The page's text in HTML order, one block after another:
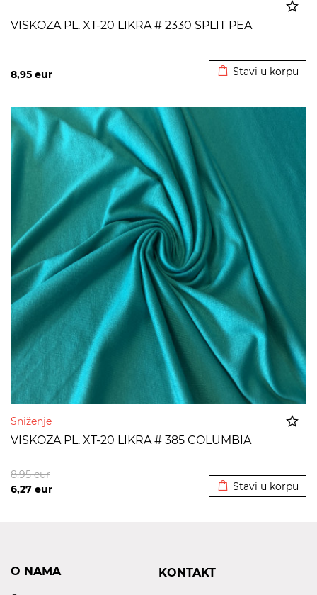
VISKOZA PL. XT-20 LIKRA # 2330 SPLIT PEA
8,95 eur Stavi u korpu
Sniženje
VISKOZA PL. XT-20 LIKRA # 385 COLUMBIA
6,27 eur
8,95eur
Stavi u korpu
O NAMA KONTAKT